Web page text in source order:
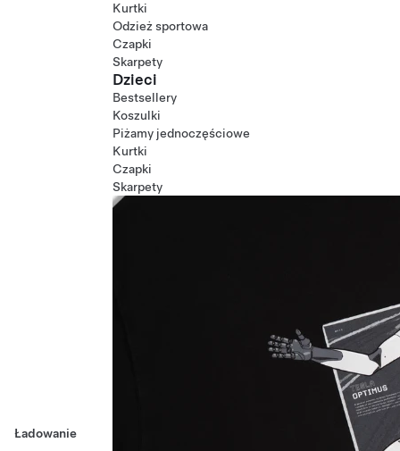
Ładowanie
Kurtki
Odzież sportowa
Czapki
Skarpety
Dzieci
Bestsellery
Koszulki
Piżamy jednoczęściowe
Kurtki
Czapki
Skarpety